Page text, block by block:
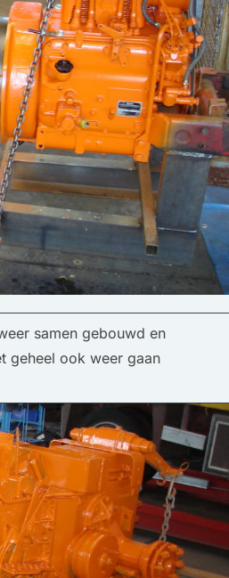
samen gebouwd en
geheel ook weer gaan